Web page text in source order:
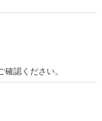
認ください。